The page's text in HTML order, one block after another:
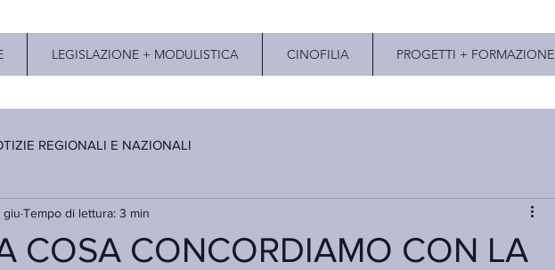
LEGISLAZIONE + MODULISTICA CINOFILIA PROGETTI + FORMAZIONE
REGIONALI E NAZIONALI
COSA CONCORDIAMO CON LA
giu Tempo di lettura: 3 min